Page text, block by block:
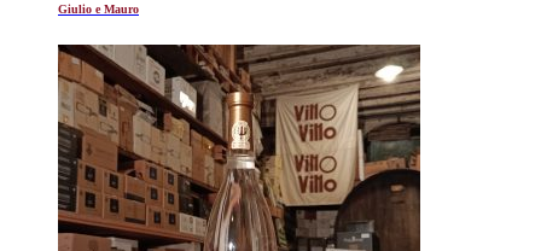
Giulio e Mauro